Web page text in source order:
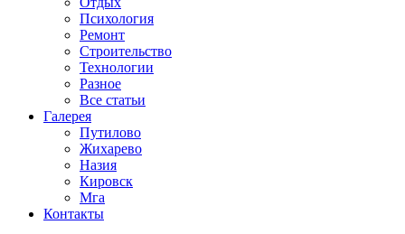
Психология
Ремонт
Строительство
Технологии
Разное
Все статьи
Галерея
Путилово
Жихарево
Назия
Кировск
Мга
Контакты